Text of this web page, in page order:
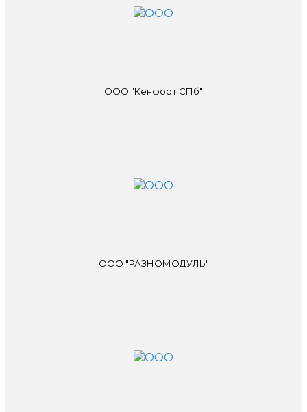
ООО "Кенфорт СПб"
ООО "РАЗНОМОДУЛЬ"